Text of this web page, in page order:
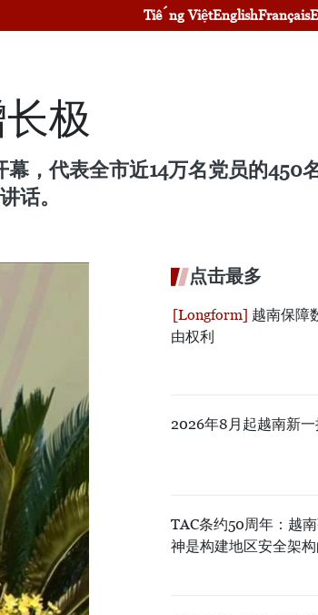
Tiếng ViệtEnglishFrançais
极
，代表全市近14万名党员的450
话。
点击最多
越南保障
由权利
2026年8月起越南新
TAC条约50周年：越
神是构建地区安全架